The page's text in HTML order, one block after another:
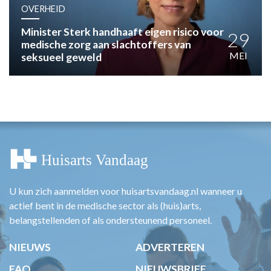
PRAKTIJKZAKEN
TARIEVEN
VPHUISARTSEN
MEDISCHE VAKHANDEL
OVERHEID
Minister Sterk handhaaft eigen risico voor
medische zorg aan slachtoffers van
seksueel geweld
29
MEI
U kun zich aanmelden voor huisartsvandaag.nl wanneer u
actief bent in de medische sector als (huis)arts,
belangstellenden of als ondersteunend personeel.
NIEUWS
ADVERTEREN